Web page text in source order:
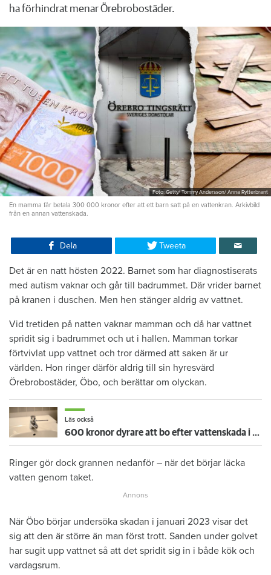
ha förhindrat menar Örebrobostäder.
Foto: Getty/ Tommy Andersson/ Anna Rytterbrant
En mamma får betala 300 000 kronor efter att ett barn satt på en vattenkran. Arkivbild
från en annan vattenskada.
Dela Tweeta
Det är en natt hösten 2022. Barnet som har diagnostiserats
med autism vaknar och går till badrummet. Där vrider barnet
på kranen i duschen. Men hen stänger aldrig av vattnet.
Vid tretiden på natten vaknar mamman och då har vattnet
spridit sig i badrummet och ut i hallen. Mamman torkar
förtvivlat upp vattnet och tror därmed att saken är ur
världen. Hon ringer därför aldrig till sin hyresvärd
Örebrobostäder, Öbo, och berättar om olyckan.
Läs också
600 kronor dyrare att bo efter vattenskada i Varberg
Ringer gör dock grannen nedanför – när det börjar läcka
vatten genom taket.
När Öbo börjar undersöka skadan i januari 2023 visar det
sig att den är större än man först trott. Sanden under golvet
har sugit upp vattnet så att det spridit sig in i både kök och
vardagsrum.